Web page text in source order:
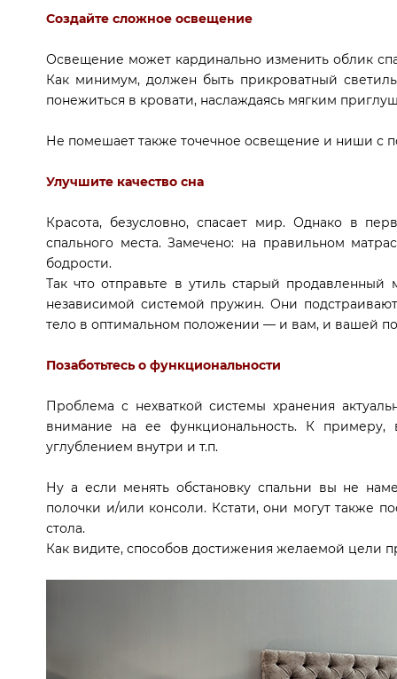
Создайте сложное освещение
Освещение может кардинально изменить облик
Как минимум, должен быть прикроватный
понежиться в кровати, наслаждаясь мягким
Не помешает также точечное освещение и ниши с
Улучшите качество сна
Красота, безусловно, спасает мир. Однако в
спального места. Замечено: на правильном
бодрости.
Так что отправьте в утиль старый
независимой системой пружин. Они
тело в оптимальном положении — и вам, и вашей
Позаботьтесь о функциональности
Проблема с нехваткой системы хранения
внимание на ее функциональность. К примеру,
углублением внутри и т.п.
Ну а если менять обстановку спальни вы не
полочки и/или консоли. Кстати, они могут также
стола.
Как видите, способов достижения желаемой цели